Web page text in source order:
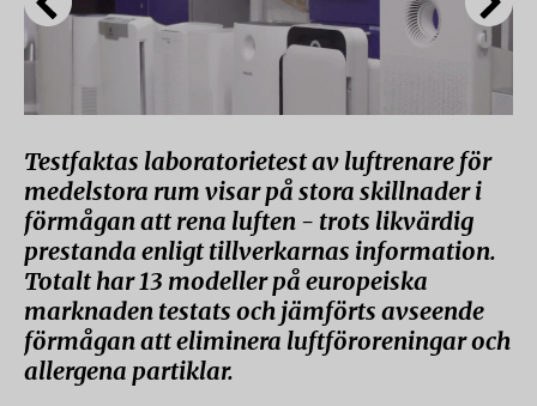
Testfaktas laboratorietest av luftrenare för
medelstora rum visar på stora skillnader i
förmågan att rena luften - trots likvärdig
prestanda enligt tillverkarnas information.
Totalt har 13 modeller på europeiska
marknaden testats och jämförts avseende
förmågan att eliminera luftföroreningar och
allergena partiklar.